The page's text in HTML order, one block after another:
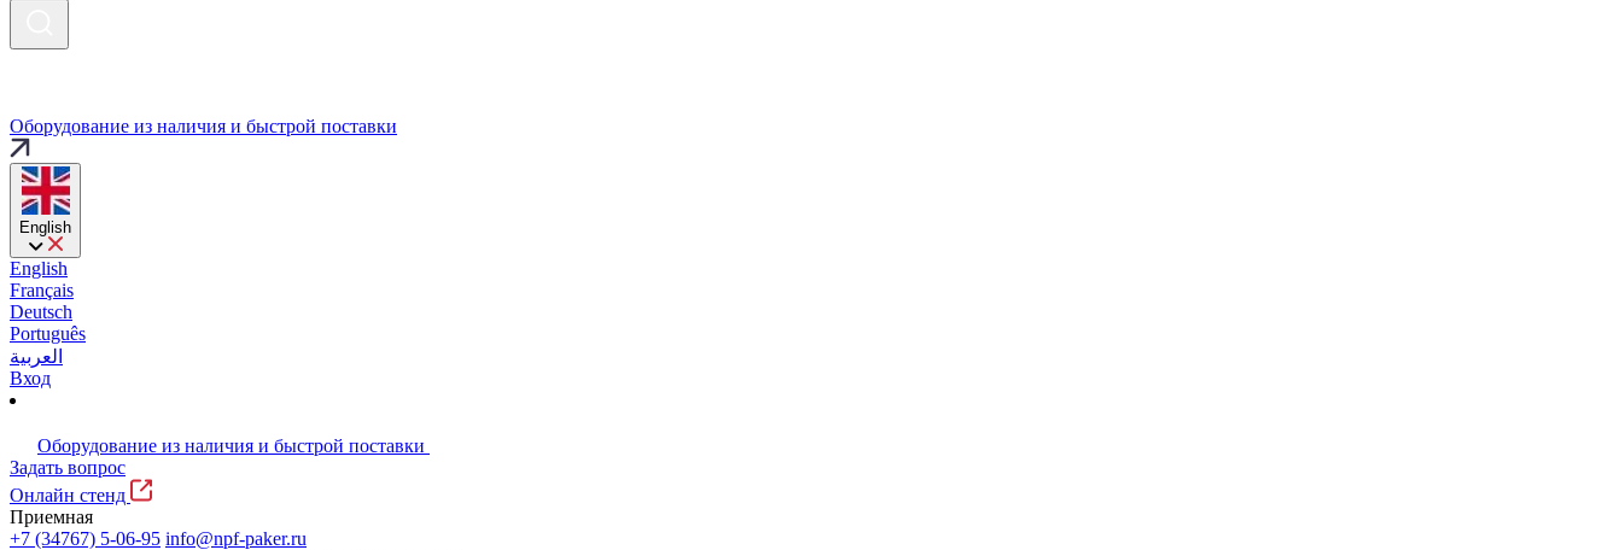
Оборудование из наличия и быстрой поставки
English
English
Français
Deutsch
Português
العربية
Вход
Оборудование из наличия и быстрой поставки
Задать вопрос
Онлайн стенд
Приемная
+7 (34767) 5-06-95 info@npf-paker.ru